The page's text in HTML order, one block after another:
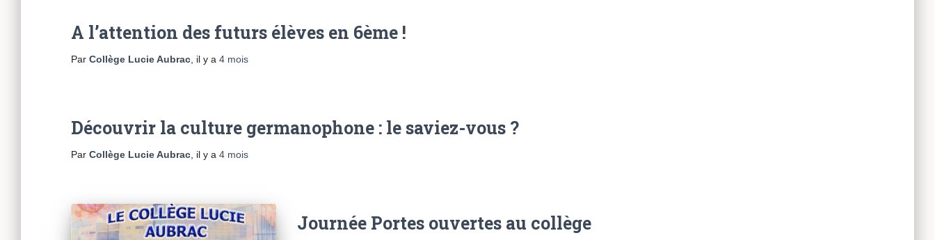
A l’attention des futurs élèves en 6ème !
Par Collège Lucie Aubrac , il y a 4 mois
Découvrir la culture germanophone : le saviez-vous ?
Par Collège Lucie Aubrac , il y a 4 mois
Journée Portes ouvertes au collège